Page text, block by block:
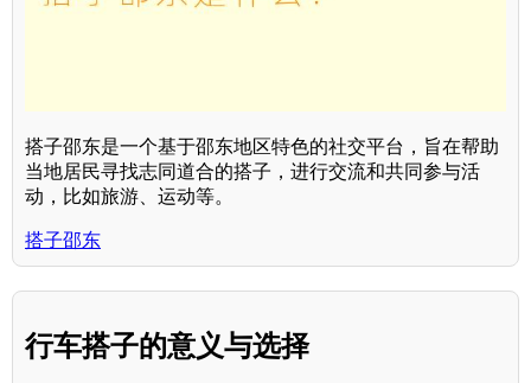
搭子邵东是一个基于邵东地区特色的社交平台，旨在帮助
当地居民寻找志同道合的搭子，进行交流和共同参与活
动，比如旅游、运动等。
搭子邵东
行车搭子的意义与选择